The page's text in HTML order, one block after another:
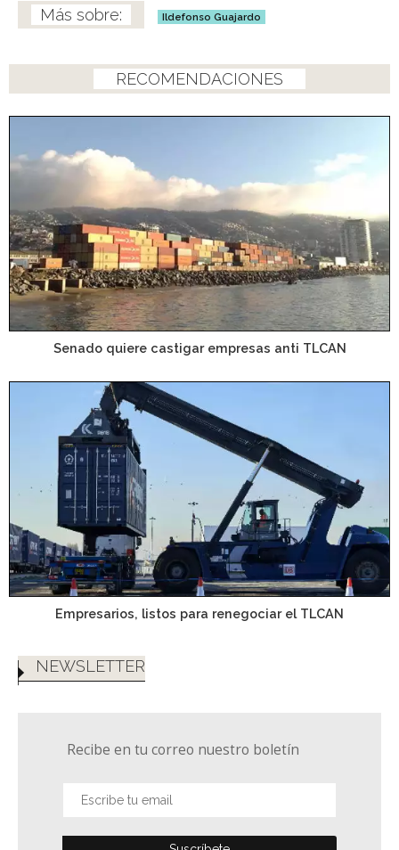
Ildefonso Guajardo
RECOMENDACIONES
Senado quiere castigar empresas anti TLCAN
Empresarios, listos para renegociar el TLCAN
NEWSLETTER
Recibe en tu correo nuestro boletín